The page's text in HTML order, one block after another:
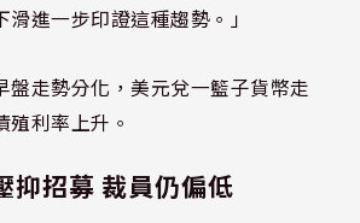
進一步印證這種趨勢。」
盤走勢分化，美元兌一籃子貨幣走
殖利率上升。
抑招募 裁員仍偏低